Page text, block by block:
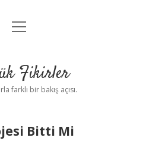
Anasayfa
Uyarı
menüyü
Fikirler
farklı bir bakış açısı.
Bitti Mi